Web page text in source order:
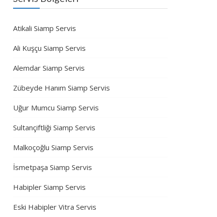
Atikali Siamp Servis
Ali Kuşçu Siamp Servis
Alemdar Siamp Servis
Zübeyde Hanım Siamp Servis
Uğur Mumcu Siamp Servis
Sultançiftliği Siamp Servis
Malkoçoğlu Siamp Servis
İsmetpaşa Siamp Servis
Habipler Siamp Servis
Eski Habipler Vitra Servis